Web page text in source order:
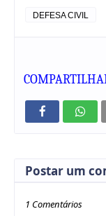
DEFESA CIVIL
Postar um
1 Comentários